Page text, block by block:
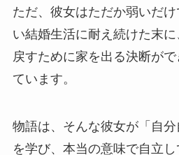
ただ、彼女はただか弱いだ
い結婚生活に耐え続けた末
戻すために家を出る決断が
ています。
物語は、そんな彼女が「自分
を学び、本当の意味で自立